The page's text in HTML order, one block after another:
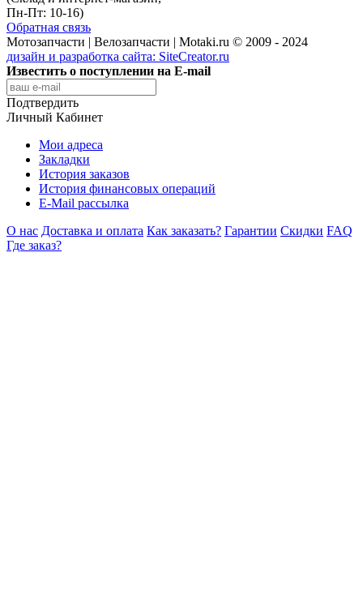
Пн-Пт: 10-16)
Обратная связь
Мотозапчасти | Велозапчасти | Motaki.ru © 2009 - 2024
дизайн и разработка сайта: SiteCreator.ru
Известить о поступлении на E-mail
Подтвердить
Личный Кабинет
Мои адреса
Закладки
История заказов
История финансовых операций
E-Mail рассылка
О нас Доставка и оплата Как заказать? Гарантии Скидки FAQ
Где заказ?